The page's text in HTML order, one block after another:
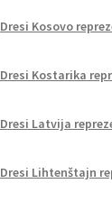
Dresi Kosovo
Dresi Kostarika
Dresi Latvija
Dresi Lihtenštajn